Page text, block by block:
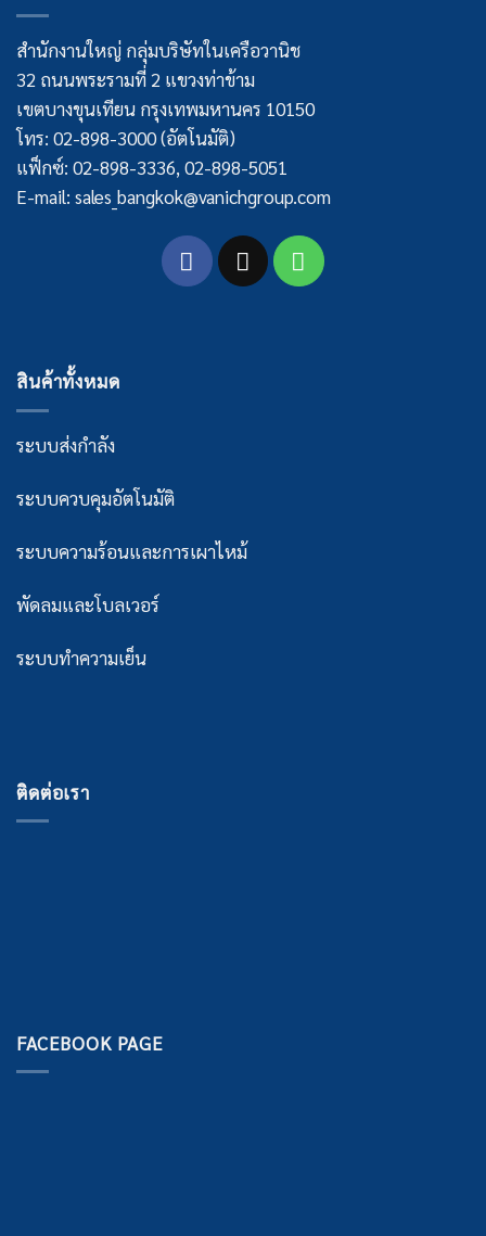
สำนักงานใหญ่ กลุ่มบริษัทในเครือวานิช
32 ถนนพระรามที่ 2 แขวงท่าข้าม
เขตบางขุนเทียน กรุงเทพมหานคร 10150
โทร: 02-898-3000 (อัตโนมัติ)
แฟ็กซ์: 02-898-3336, 02-898-5051
E-mail: sales_bangkok@vanichgroup.com
สินค้าทั้งหมด
ระบบส่งกำลัง
ระบบควบคุมอัตโนมัติ
ระบบความร้อนและการเผาไหม้
พัดลมและโบลเวอร์
ระบบทำความเย็น
ติดต่อเรา
FACEBOOK PAGE